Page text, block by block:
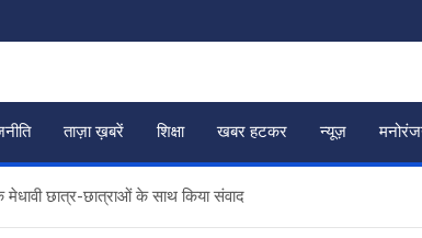
ताज़ा ख़बरें शिक्षा खबर हटकर न्यूज़
छात्र-छात्राओं के साथ किया संवाद